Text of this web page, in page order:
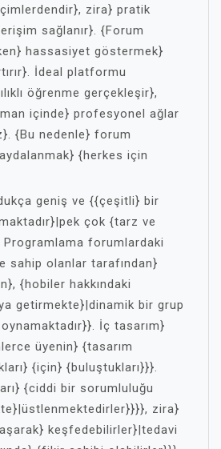
zira} pratik
sağlanır}. {Forum
hassasiyet göstermek}
İdeal platformu
öğrenme gerçekleşir},
içinde} profesyonel ağlar
{Bu nedenle} forum
{herkes için
geniş ve {{çeşitli} bir
çok {tarz ve
Programlama forumlardaki
sahip olanlar tarafından}
{hobiler hakkındaki
getirmekte}|dinamik bir grup
İç tasarım}
üyenin} {tasarım
{için} {buluştukları}}}.
{ciddi bir sorumluluğu
zira}
keşfedebilirler}|tedavi